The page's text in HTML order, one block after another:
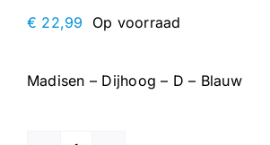
€ 22,99 Op voorraad
Madisen – Dijhoog – D – Blauw